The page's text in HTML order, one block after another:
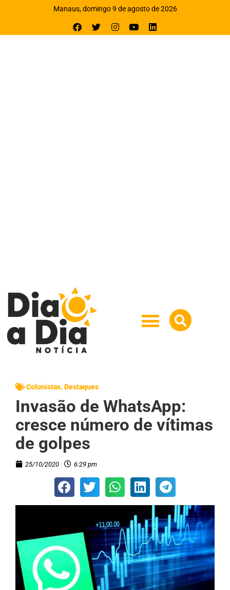
Manaus, domingo 9 de agosto de 2026
Colunistas, Destaques
Invasão de WhatsApp:
cresce número de vítimas
de golpes
25/10/2020 6:29 pm